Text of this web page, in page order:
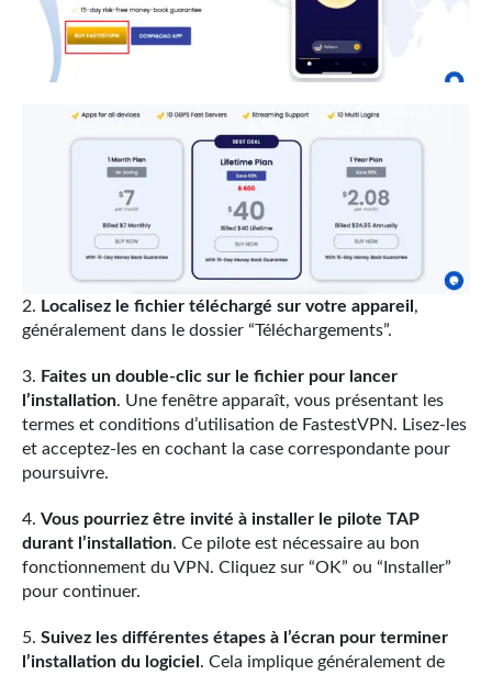
Localisez le fichier téléchargé sur votre appareil ,
généralement dans le dossier “Téléchargements”.
Faites un double-clic sur le fichier pour lancer
l’installation. Une fenêtre apparaît, vous présentant les
termes et conditions d’utilisation de FastestVPN. Lisez-les
et acceptez-les en cochant la case correspondante pour
poursuivre.
Vous pourriez être invité à installer le pilote TAP
durant l’installation. Ce pilote est nécessaire au bon
fonctionnement du VPN. Cliquez sur “OK” ou “Installer”
pour continuer.
Suivez les différentes étapes à l’écran pour terminer
l’installation du logiciel . Cela implique généralement de